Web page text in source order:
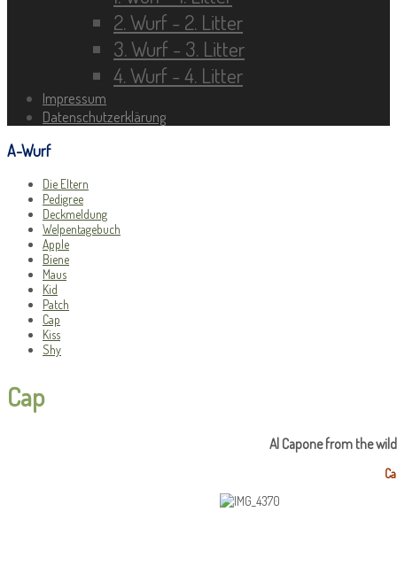
2. Wurf - 2. Litter
3. Wurf - 3. Litter
4. Wurf - 4. Litter
Impressum
Datenschutzerklärung
A-Wurf
Die Eltern
Pedigree
Deckmeldung
Welpentagebuch
Apple
Biene
Maus
Kid
Patch
Cap
Kiss
Shy
Cap
Al Capone from the wild